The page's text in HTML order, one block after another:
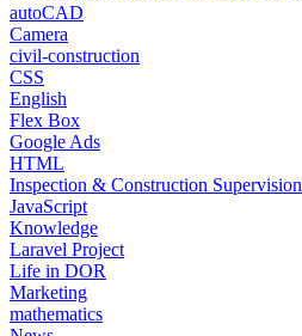
autoCAD
Camera
civil-construction
CSS
English
Flex Box
Google Ads
HTML
Inspection & Construction Supervision
JavaScript
Knowledge
Laravel Project
Life in DOR
Marketing
mathematics